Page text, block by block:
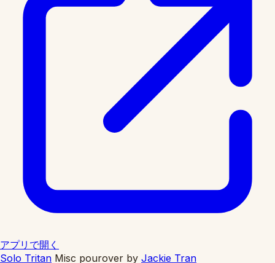
アプリで開く
Solo Tritan Misc pourover by Jackie Tran